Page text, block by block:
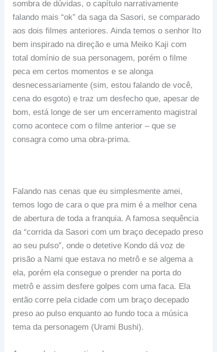
sombra de dúvidas, o capítulo narrativamente
falando mais “ok” da saga da Sasori, se comparado
aos dois filmes anteriores. Ainda temos o senhor Ito
bem inspirado na direção e uma Meiko Kaji com
total domínio de sua personagem, porém o filme
peca em certos momentos e se alonga
desnecessariamente (sim, estou falando de você,
cena do esgoto) e traz um desfecho que, apesar de
bom, está longe de ser um encerramento magistral
como acontece com o filme anterior – que se
consagra como uma obra-prima.
Falando nas cenas que eu simplesmente amei,
temos logo de cara o que pra mim é a melhor cena
de abertura de toda a franquia. A famosa sequência
da “corrida da Sasori com um braço decepado preso
ao seu pulso”, onde o detetive Kondo dá voz de
prisão a Nami que estava no metrô e se algema a
ela, porém ela consegue o prender na porta do
metrô e assim desfere golpes com uma faca. Ela
então corre pela cidade com um braço decepado
preso ao pulso enquanto ao fundo toca a música
tema da personagem (Urami Bushi).